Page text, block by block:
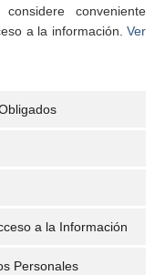
conveniente
a la información. Ver
a la Información
Personales